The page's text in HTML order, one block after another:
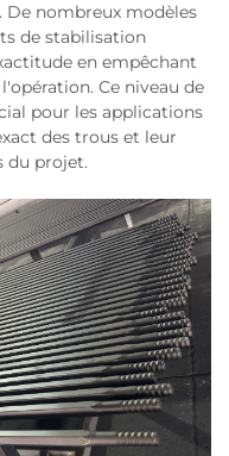
nombreux modèles
de stabilisation
en empêchant
Ce niveau de
pour les applications
des trous et leur
du projet.